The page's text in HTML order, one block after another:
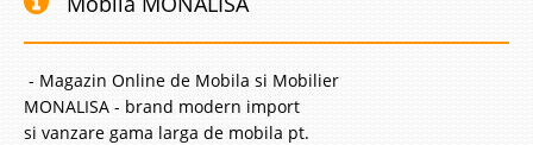
- Magazin Online de Mobila si Mobilier
MONALISA - brand modern import
si vanzare gama larga de mobila pt.